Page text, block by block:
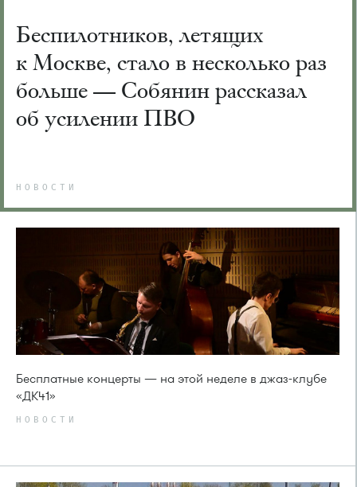
Беспилотников, летящих
к Москве, стало в несколько раз
больше — Собянин рассказал
об усилении ПВО
НОВОСТИ
Бесплатные концерты — на этой неделе в джаз-клубе
«ДК41»
НОВОСТИ